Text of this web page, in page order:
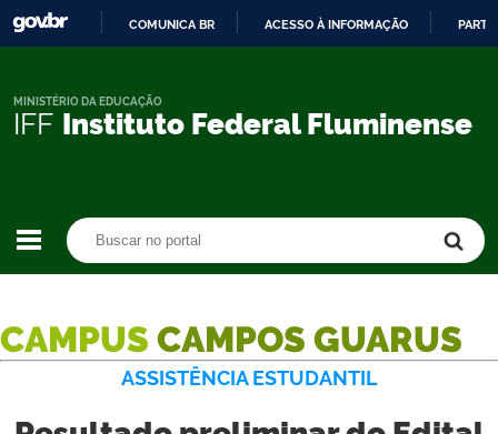
CONTEÚDO
COMUNICA BR ACESSO À INFORMAÇÃO
IFF Instituto Federal Fluminense
MINISTÉRIO DA EDUCAÇÃO
CAMPUS CAMPOS GUARUS
ASSISTÊNCIA ESTUDANTIL